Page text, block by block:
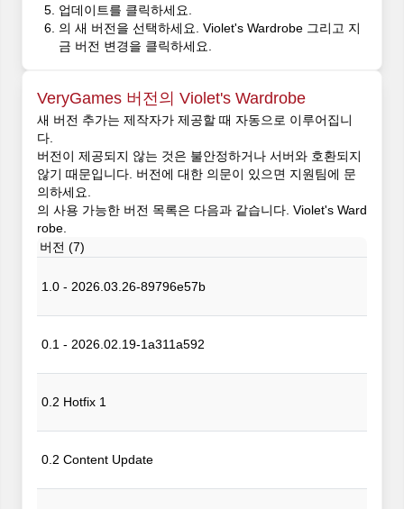
업데이트를 클릭하세요.
의 새 버전을 선택하세요. Violet's Wardrobe 그리고 지
금 버전 변경을 클릭하세요.
VeryGames 버전의 Violet's Wardrobe
새 버전 추가는 제작자가 제공할 때 자동으로 이루어집니
다.
버전이 제공되지 않는 것은 불안정하거나 서버와 호환되지
않기 때문입니다. 버전에 대한 의문이 있으면 지원팀에 문
의하세요.
의 사용 가능한 버전 목록은 다음과 같습니다. Violet's Ward
robe.
버전 (7)
1.0 - 2026.03.26-89796e57b
0.1 - 2026.02.19-1a311a592
0.2 Hotfix 1
0.2 Content Update